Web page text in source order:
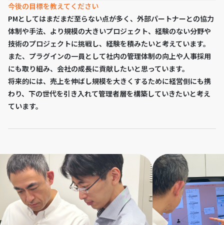
今後の目標を教えてください
PMとしてはまだまだ至らない点が多く、外部パートナーとの協力
体制や手法、より規模の大きいプロジェクト、経験のない分野や
技術のプロジェクトに挑戦し、経験を積みたいと考えています。
また、プラグインの一員として社内の管理体制の向上や人事採用
にも取り組み、会社の成長に貢献したいと思っています。
将来的には、売上を伸ばし規模を大きくするために経営側にも携
わり、下の世代を引き入れて管理者層を構築していきたいと考え
ています。